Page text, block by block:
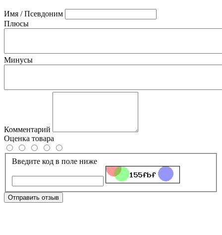
Имя / Псевдоним
Плюсы
Минусы
Комментарий
Оценка товара
Введите код в поле ниже
Отправить отзыв